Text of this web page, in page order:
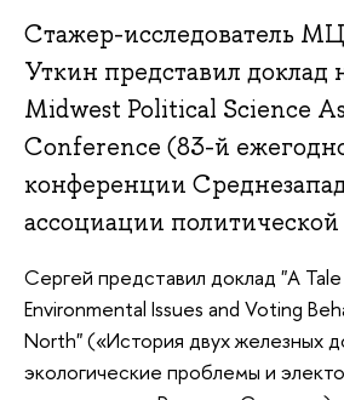
Стажер-исследователь
Уткин представил доклад
Midwest Political Science
Conference (83-й
конференции
ассоциации
Сергей представил доклад "A
Environmental Issues and Voting
North" («История двух железных
экологические проблемы и